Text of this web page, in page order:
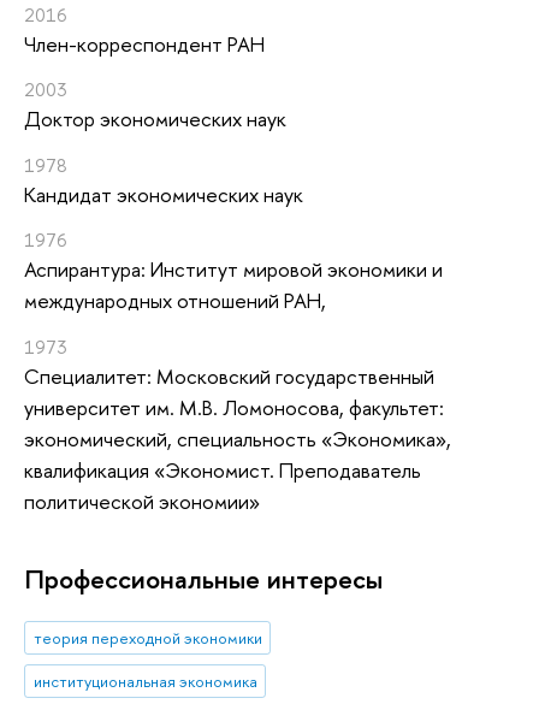
2016
Член-корреспондент РАН
2003
Доктор экономических наук
1978
Кандидат экономических наук
1976
Аспирантура: Институт мировой экономики и
международных отношений РАН,
1973
Специалитет: Московский государственный
университет им. М.В. Ломоносова, факультет:
экономический, специальность «Экономика»,
квалификация «Экономист. Преподаватель
политической экономии»
Профессиональные интересы
теория переходной экономики
институциональная экономика